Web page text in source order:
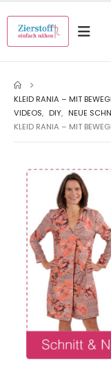
KLEID RANIA – MIT
VIDEOS, DIY, NEUE
KLEID RANIA – MIT